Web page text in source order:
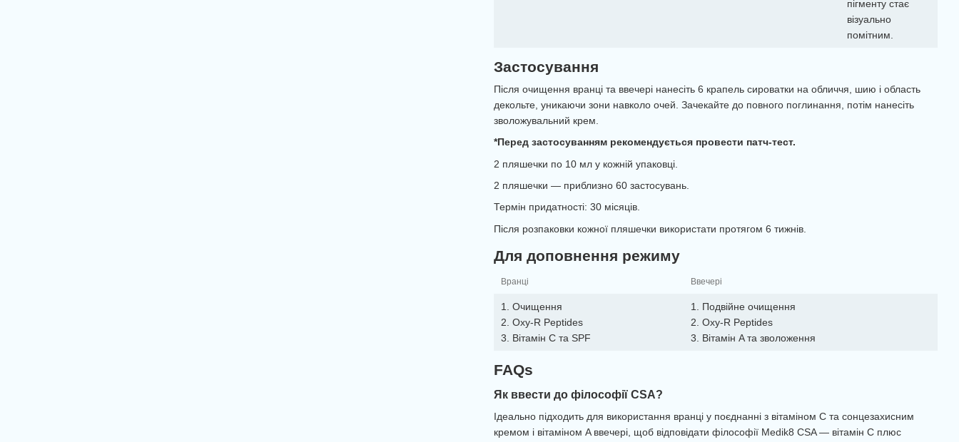
пігменту стає
візуально
помітним.
Застосування
Після очищення вранці та ввечері нанесіть 6 крапель сироватки на обличчя, шию і область
декольте, уникаючи зони навколо очей. Зачекайте до повного поглинання, потім нанесіть
зволожувальний крем.
*Перед застосуванням рекомендується провести патч-тест.
2 пляшечки по 10 мл у кожній упаковці.
2 пляшечки — приблизно 60 застосувань.
Термін придатності: 30 місяців.
Після розпаковки кожної пляшечки використати протягом 6 тижнів.
Для доповнення режиму
Вранці Ввечері
1. Очищення
2. Oxy-R Peptides
3. Вітамін C та SPF
1. Подвійне очищення
2. Oxy-R Peptides
3. Вітамін A та зволоження
FAQs
Як ввести до філософії CSA?
Ідеально підходить для використання вранці у поєднанні з вітаміном C та сонцезахисним
кремом і вітаміном A ввечері, щоб відповідати філософії Medik8 CSA — вітамін C плюс